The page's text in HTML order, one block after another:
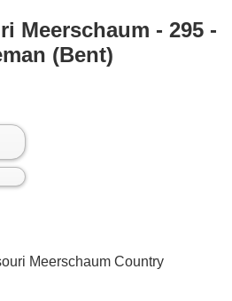
Meerschaum - 295 -
(Bent)
Meerschaum Country